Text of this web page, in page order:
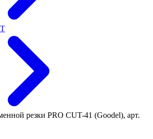
резки PRO CUT-41 (Goodel), арт.